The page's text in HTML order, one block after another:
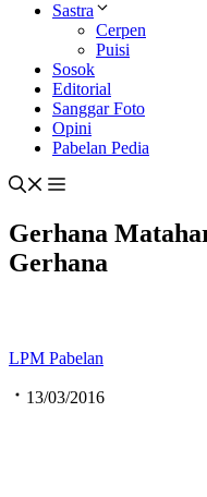
Sastra
Cerpen
Puisi
Sosok
Editorial
Sanggar Foto
Opini
Pabelan Pedia
Gerhana
Gerhana
LPM Pabelan
13/03/2016